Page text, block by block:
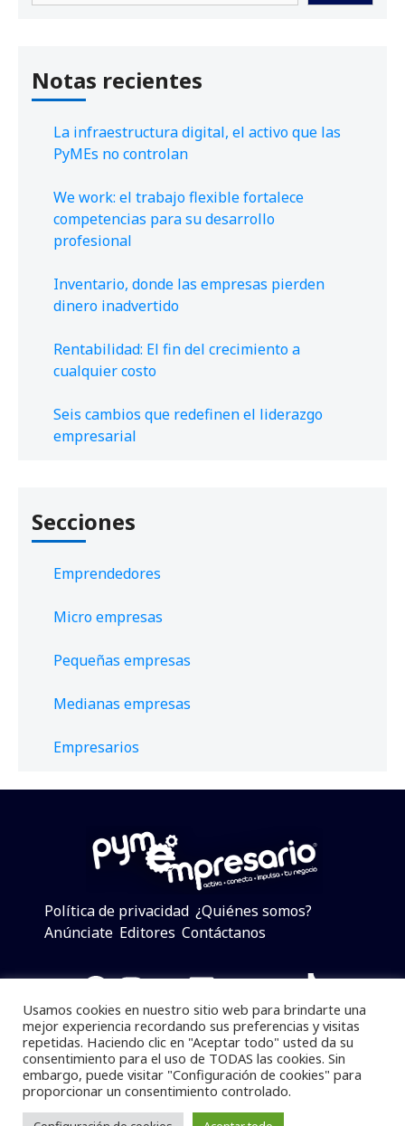
Notas recientes
La infraestructura digital, el activo que las
PyMEs no controlan
We work: el trabajo flexible fortalece
competencias para su desarrollo
profesional
Inventario, donde las empresas pierden
dinero inadvertido
Rentabilidad: El fin del crecimiento a
cualquier costo
Seis cambios que redefinen el liderazgo
empresarial
Secciones
Emprendedores
Micro empresas
Pequeñas empresas
Medianas empresas
Empresarios
Política de privacidad ¿Quiénes somos?
Anúnciate Editores Contáctanos
Facebook
Instagram
Twitter
LinkedIn
Telegram
YouTube
TikTok
Pymempresario © 2025 Todos los derechos reservados.
Se prohibe el uso de la información total o parcial sin
dar referencia a la fuente.
Usamos cookies en nuestro sitio web para brindarte una
mejor experiencia recordando sus preferencias y visitas
repetidas. Haciendo clic en "Aceptar todo" usted da su
consentimiento para el uso de TODAS las cookies. Sin
embargo, puede visitar "Configuración de cookies" para
proporcionar un consentimiento controlado.